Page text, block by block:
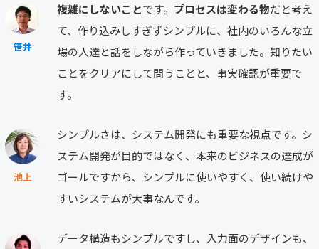
笹井
複雑にしないことです。 プロセスは変わる物だと考え
て、作り込みしすぎずシンプルに、社内のいろんな立
場の人達と話をしながら作っていきました。知りたい
ことをクリアにして問うことと、事実確認が重要で
す。
池上
シンプルさは、システム開発にも重要な視点です。シ
ステム開発が目的ではなく、本来のビジネスの達成が
ゴールですから、シンプルに使いやすく、使い続けや
すいシステムが大事なんです。
データ構造もシンプルですし、入力面のデザインも、